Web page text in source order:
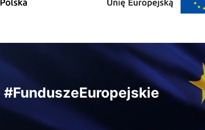
#FunduszeEuropejskie